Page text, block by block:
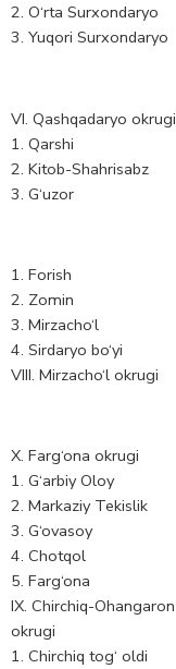
2. O‘rta Surxondaryo
3. Yuqori Surxondaryo
VI. Qashqadaryo okrugi
1. Qarshi
2. Kitob-Shahrisabz
3. G‘uzor
1. Forish
2. Zomin
3. Mirzacho‘l
4. Sirdaryo bo‘yi
VIII. Mirzacho‘l okrugi
X. Farg‘ona okrugi
1. G‘arbiy Oloy
2. Markaziy Tekislik
3. G‘ovasoy
4. Chotqol
5. Farg‘ona
IX. Chirchiq-Ohangaron
okrugi
1. Chirchiq tog‘ oldi